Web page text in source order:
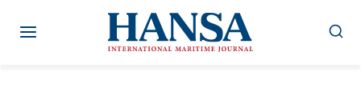
Inhalt